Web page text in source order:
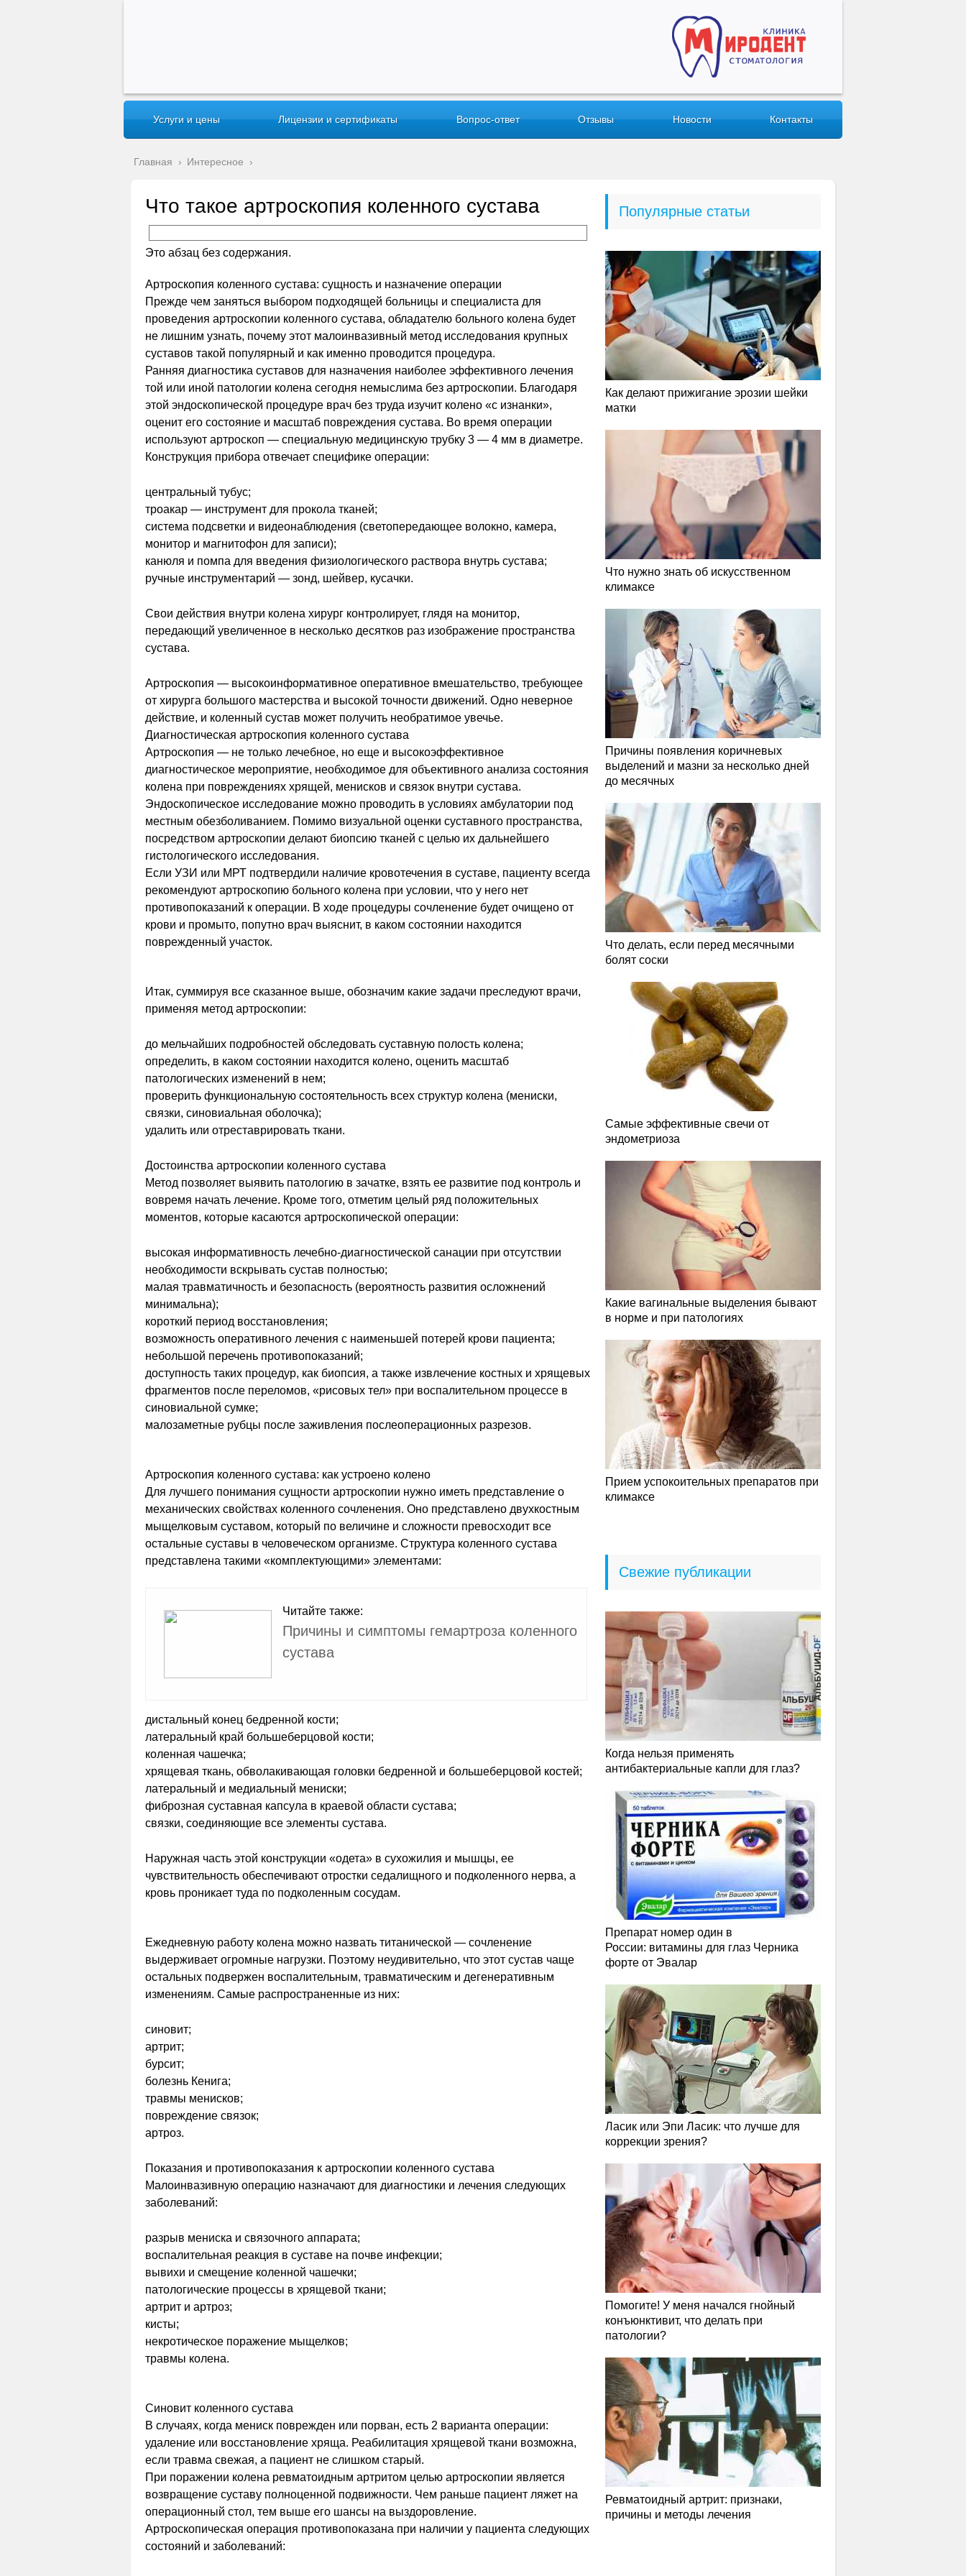
Услуги и цены Лицензии и сертификаты Вопрос-ответ Отзывы Новости Контакты
Главная › Интересное ›
Что такое артроскопия коленного сустава
Это абзац без содержания.
Артроскопия коленного сустава: сущность и назначение операции
Прежде чем заняться выбором подходящей больницы и специалиста для
проведения артроскопии коленного сустава, обладателю больного колена будет
не лишним узнать, почему этот малоинвазивный метод исследования крупных
суставов такой популярный и как именно проводится процедура.
Ранняя диагностика суставов для назначения наиболее эффективного лечения
той или иной патологии колена сегодня немыслима без артроскопии. Благодаря
этой эндоскопической процедуре врач без труда изучит колено «с изнанки»,
оценит его состояние и масштаб повреждения сустава. Во время операции
используют артроскоп — специальную медицинскую трубку 3 — 4 мм в диаметре.
Конструкция прибора отвечает специфике операции:
центральный тубус;
троакар — инструмент для прокола тканей;
система подсветки и видеонаблюдения (светопередающее волокно, камера,
монитор и магнитофон для записи);
канюля и помпа для введения физиологического раствора внутрь сустава;
ручные инструментарий — зонд, шейвер, кусачки.
Свои действия внутри колена хирург контролирует, глядя на монитор,
передающий увеличенное в несколько десятков раз изображение пространства
сустава.
Артроскопия — высокоинформативное оперативное вмешательство, требующее
от хирурга большого мастерства и высокой точности движений. Одно неверное
действие, и коленный сустав может получить необратимое увечье.
Диагностическая артроскопия коленного сустава
Артроскопия — не только лечебное, но еще и высокоэффективное
диагностическое мероприятие, необходимое для объективного анализа состояния
колена при повреждениях хрящей, менисков и связок внутри сустава.
Эндоскопическое исследование можно проводить в условиях амбулатории под
местным обезболиванием. Помимо визуальной оценки суставного пространства,
посредством артроскопии делают биопсию тканей с целью их дальнейшего
гистологического исследования.
Если УЗИ или МРТ подтвердили наличие кровотечения в суставе, пациенту всегда
рекомендуют артроскопию больного колена при условии, что у него нет
противопоказаний к операции. В ходе процедуры сочленение будет очищено от
крови и промыто, попутно врач выяснит, в каком состоянии находится
поврежденный участок.
Итак, суммируя все сказанное выше, обозначим какие задачи преследуют врачи,
применяя метод артроскопии:
до мельчайших подробностей обследовать суставную полость колена;
определить, в каком состоянии находится колено, оценить масштаб
патологических изменений в нем;
проверить функциональную состоятельность всех структур колена (мениски,
связки, синовиальная оболочка);
удалить или отреставрировать ткани.
Достоинства артроскопии коленного сустава
Метод позволяет выявить патологию в зачатке, взять ее развитие под контроль и
вовремя начать лечение. Кроме того, отметим целый ряд положительных
моментов, которые касаются артроскопической операции:
высокая информативность лечебно-диагностической санации при отсутствии
необходимости вскрывать сустав полностью;
малая травматичность и безопасность (вероятность развития осложнений
минимальна);
короткий период восстановления;
возможность оперативного лечения с наименьшей потерей крови пациента;
небольшой перечень противопоказаний;
доступность таких процедур, как биопсия, а также извлечение костных и хрящевых
фрагментов после переломов, «рисовых тел» при воспалительном процессе в
синовиальной сумке;
малозаметные рубцы после заживления послеоперационных разрезов.
Артроскопия коленного сустава: как устроено колено
Для лучшего понимания сущности артроскопии нужно иметь представление о
механических свойствах коленного сочленения. Оно представлено двухкостным
мыщелковым суставом, который по величине и сложности превосходит все
остальные суставы в человеческом организме. Структура коленного сустава
представлена такими «комплектующими» элементами:
Читайте также:
Причины и симптомы гемартроза коленного
сустава
дистальный конец бедренной кости;
латеральный край большеберцовой кости;
коленная чашечка;
хрящевая ткань, обволакивающая головки бедренной и большеберцовой костей;
латеральный и медиальный мениски;
фиброзная суставная капсула в краевой области сустава;
связки, соединяющие все элементы сустава.
Наружная часть этой конструкции «одета» в сухожилия и мышцы, ее
чувствительность обеспечивают отростки седалищного и подколенного нерва, а
кровь проникает туда по подколенным сосудам.
Ежедневную работу колена можно назвать титанической — сочленение
выдерживает огромные нагрузки. Поэтому неудивительно, что этот сустав чаще
остальных подвержен воспалительным, травматическим и дегенеративным
изменениям. Самые распространенные из них:
синовит;
артрит;
бурсит;
болезнь Кенига;
травмы менисков;
повреждение связок;
артроз.
Показания и противопоказания к артроскопии коленного сустава
Малоинвазивную операцию назначают для диагностики и лечения следующих
заболеваний:
разрыв мениска и связочного аппарата;
воспалительная реакция в суставе на почве инфекции;
вывихи и смещение коленной чашечки;
патологические процессы в хрящевой ткани;
артрит и артроз;
кисты;
некротическое поражение мыщелков;
травмы колена.
Синовит коленного сустава
В случаях, когда мениск поврежден или порван, есть 2 варианта операции:
удаление или восстановление хряща. Реабилитация хрящевой ткани возможна,
если травма свежая, а пациент не слишком старый.
При поражении колена ревматоидным артритом целью артроскопии является
возвращение суставу полноценной подвижности. Чем раньше пациент ляжет на
операционный стол, тем выше его шансы на выздоровление.
Артроскопическая операция противопоказана при наличии у пациента следующих
состояний и заболеваний:
Популярные статьи
Как делают прижигание эрозии шейки
матки
Что нужно знать об искусственном
климаксе
Причины появления коричневых
выделений и мазни за несколько дней
до месячных
Что делать, если перед месячными
болят соски
Самые эффективные свечи от
эндометриоза
Какие вагинальные выделения бывают
в норме и при патологиях
Прием успокоительных препаратов при
климаксе
Свежие публикации
Когда нельзя применять
антибактериальные капли для глаз?
Препарат номер один в
России: витамины для глаз Черника
форте от Эвалар
Ласик или Эпи Ласик: что лучше для
коррекции зрения?
Помогите! У меня начался гнойный
конъюнктивит, что делать при
патологии?
Ревматоидный артрит: признаки,
причины и методы лечения